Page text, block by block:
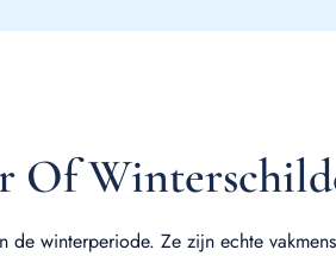
Of
winterperiode. Ze zijn echte